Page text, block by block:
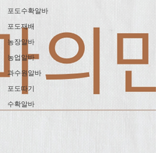
포도수확알바
포도재배
농장알바
농업알바
과수원알바
포도따기
수확알바
전, 시험 등 일정이 불규칙한 대학생 낮 시간
는 다른 일(공부, 개인 프로젝트)을 하고 싶은
사람 이런 분들은 스케줄 유연성 때문에 관심
을 갖는 경우가 많습니다. 홍대스웨디시알바
홍대스웨디시알바 🔹 2. 단기 자금 마련이 필
요한 사람 생활비·월세·학비·여행 비용 등 목
이 필요한 목적이 명확한 사람 들이 선택하기
도 합니다. 특히 방학 기간이나 특정 이벤트
앞두고 있는 경우 그런 경향이 강해집니다.
대스웨디시알바 🔹 3. 고객 서비스·테라피 경